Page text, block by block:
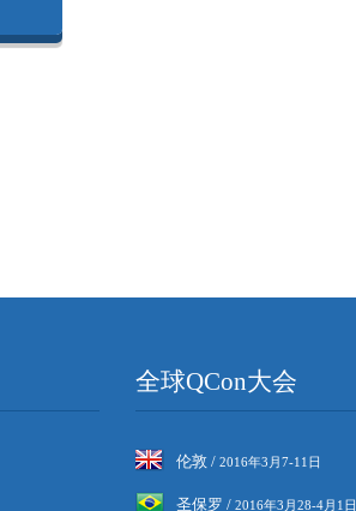
全球QCon大会
伦敦 / 2016年3月7-11日
圣保罗 / 2016年3月28-4月1日